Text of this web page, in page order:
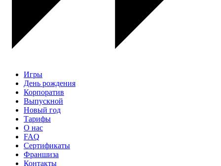
Игры
День рождения
Корпоратив
Выпускной
Новый год
Тарифы
О нас
FAQ
Сертификаты
Франшиза
Контакты